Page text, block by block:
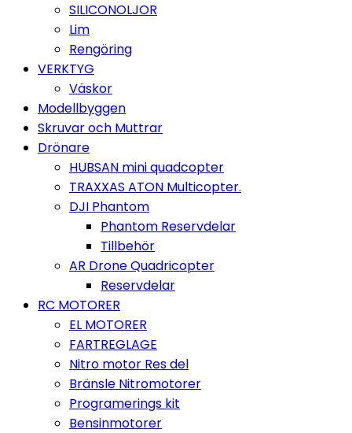
SILICONOLJOR
Lim
Rengöring
VERKTYG
Väskor
Modellbyggen
Skruvar och Muttrar
Drönare
HUBSAN mini quadcopter
TRAXXAS ATON Multicopter.
DJI Phantom
Phantom Reservdelar
Tillbehör
AR Drone Quadricopter
Reservdelar
RC MOTORER
EL MOTORER
FARTREGLAGE
Nitro motor Res del
Bränsle Nitromotorer
Programerings kit
Bensinmotorer